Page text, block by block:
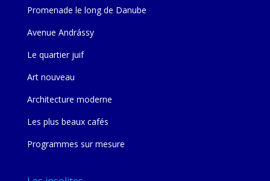
Promenade le long de Danube
Avenue Andrássy
Le quartier juif
Art nouveau
Architecture moderne
Les plus beaux cafés
Programmes sur mesure